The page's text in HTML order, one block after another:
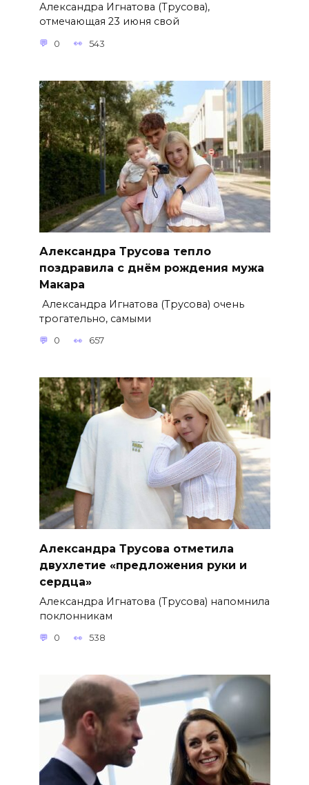
Александра Игнатова (Трусова),
отмечающая 23 июня свой
0 543
Александра Трусова тепло
поздравила с днём рождения мужа
Макара
Александра Игнатова (Трусова) очень
трогательно, самыми
0 657
Александра Трусова отметила
двухлетие «предложения руки и
сердца»
Александра Игнатова (Трусова) напомнила
поклонникам
0 538